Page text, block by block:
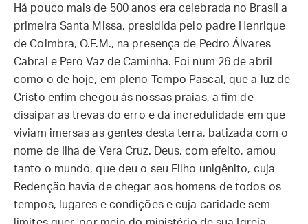
Há pouco mais de 500 anos era celebrada no Brasil a
primeira Santa Missa, presidida pelo padre Henrique
de Coimbra, O.F.M., na presença de Pedro Álvares
Cabral e Pero Vaz de Caminha. Foi num 26 de abril
como o de hoje, em pleno Tempo Pascal, que a luz de
Cristo enfim chegou às nossas praias, a fim de
dissipar as trevas do erro e da incredulidade em que
viviam imersas as gentes desta terra, batizada com o
nome de Ilha de Vera Cruz. Deus, com efeito, amou
tanto o mundo, que deu o seu Filho unigênito, cuja
Redenção havia de chegar aos homens de todos os
tempos, lugares e condições e cuja caridade sem